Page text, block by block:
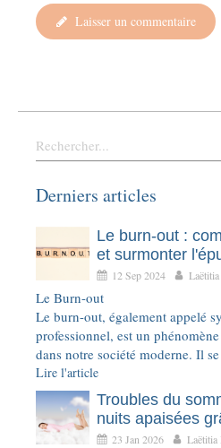
Laisser un commentaire
Rechercher
Derniers articles
Le burn-out :
et surmonter
l'hypnothérapie
12 Sep 2024
Le Burn-out
Le burn-out, également appelé
professionnel, est un
dans notre société moderne. Il
Lire l'article
Troubles du
nuits apaisées
l’EMDR
23 Jan 2026 Laëtitia